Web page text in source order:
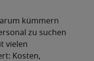
kümmern
zu suchen
vielen
Kosten,